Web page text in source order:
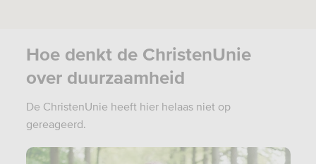
Hoe denkt de ChristenUnie
over duurzaamheid
De ChristenUnie heeft hier helaas niet op
gereageerd.